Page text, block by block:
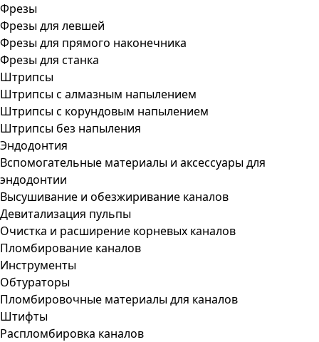
Фрезы
Фрезы для левшей
Фрезы для прямого наконечника
Фрезы для станка
Штрипсы
Штрипсы c алмазным напылением
Штрипсы c корундовым напылением
Штрипсы без напыления
Эндодонтия
Вспомогательные материалы и аксессуары для
эндодонтии
Высушивание и обезжиривание каналов
Девитализация пульпы
Очистка и расширение корневых каналов
Пломбирование каналов
Инструменты
Обтураторы
Пломбировочные материалы для каналов
Штифты
Распломбировка каналов